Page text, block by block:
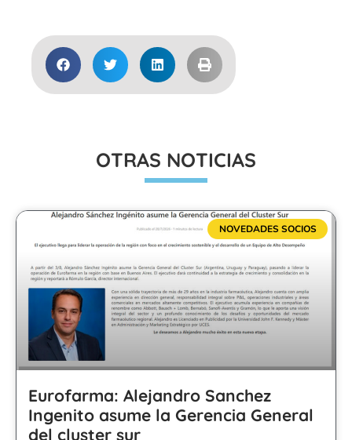
OTRAS NOTICIAS
NOVEDADES SOCIOS
Eurofarma: Alejandro Sanchez
Ingenito asume la Gerencia General
del cluster sur